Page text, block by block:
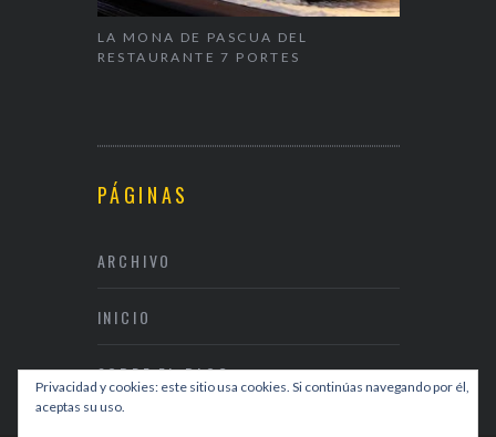
LA MONA DE PASCUA DEL
RESTAURANTE 7 PORTES
PÁGINAS
ARCHIVO
INICIO
SOBRE EL BLOG
Privacidad y cookies: este sitio usa cookies. Si continúas navegando por él,
aceptas su uso.